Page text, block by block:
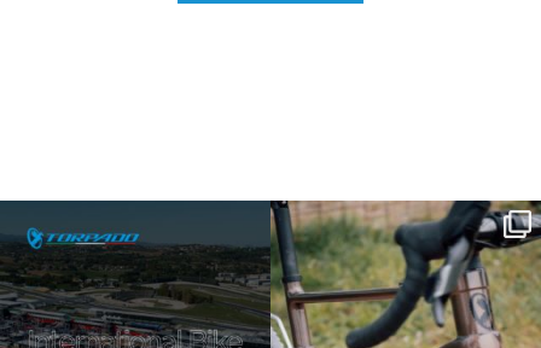
IBF sta per...
17 1
Kepler R è la gravel pensata per affrontare
lunghe...
26 0